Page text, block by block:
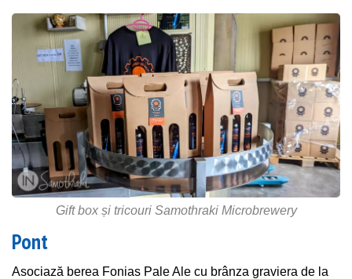
Gift box și tricouri Samothraki Microbrewery
Pont
Asociază berea Fonias Pale Ale cu brânza graviera de la